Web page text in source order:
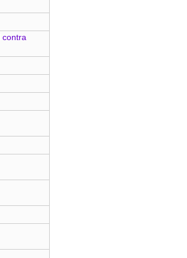
contra